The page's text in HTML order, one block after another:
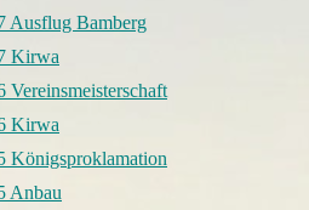
Ausflug Bamberg
Kirwa
Vereinsmeisterschaft
Kirwa
Königsproklamation
Anbau